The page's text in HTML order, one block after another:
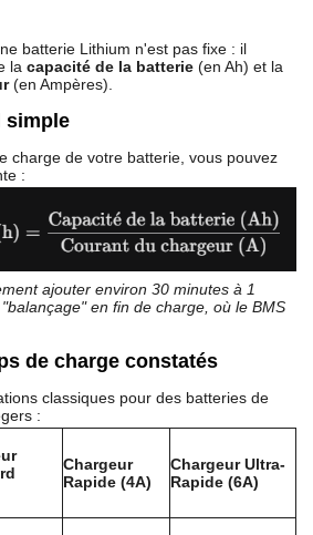
batterie Lithium n'est pas fixe : il
la capacité de la batterie (en Ah) et la
(en Ampères).
simple
charge de votre batterie, vous pouvez
:
ajouter environ 30 minutes à 1
en fin de charge, où le BMS
de charge constatés
classiques pour des batteries de
:
Chargeur
Rapide (4A)
Chargeur Ultra-
Rapide (6A)